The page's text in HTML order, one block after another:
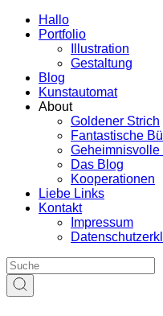
Hallo
Portfolio
Illustration
Gestaltung
Blog
Kunstautomat
About
Goldener Strich
Fantastische
Geheimnisvolle
Das Blog
Kooperationen
Liebe Links
Kontakt
Impressum